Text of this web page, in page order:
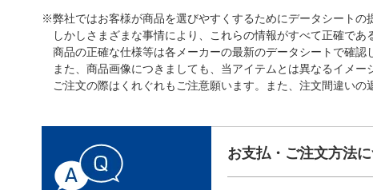
※弊社ではお客様が商品を選びやすくするためにデータシートの
しかしさまざまな事情により、これらの情報がすべて正確であ
商品の正確な仕様等は各メーカーの最新のデータシートで確認
また、商品画像につきましても、当アイテムとは異なるイメー
ご注文の際はくれぐれもご注意願います。また、注文間違いの
お支払・ご注文方法